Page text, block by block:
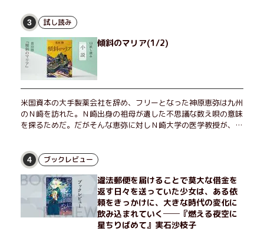
3 試し読み
傾斜のマリア(1/2)
米国資本の大手製薬会社を辞め、フリーとなった神原恵弥は九州
のＮ崎を訪れた。Ｎ崎出身の祖母が遺した不思議な数え唄の意味
を探るためだ。だがそんな恵弥に対しＮ崎大学の医学教授が、米
恵弥は、まるで影のような存在の博士とまみえることはできるの
か？ そして、唄の歌詞「かたむくマリア」に込められた秘密と
は？ 謎めいたラストが鮮烈な余韻を残すシリーズ第四作！
4 ブックレビュー
違法郵便を届けることで莫大な借金を
返す日々を送っていた少女は、ある依
頼をきっかけに、大きな時代の変化に
飲み込まれていく──『燃える夜空に
星ちりばめて』実石沙枝子